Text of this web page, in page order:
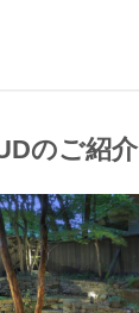
のご紹介